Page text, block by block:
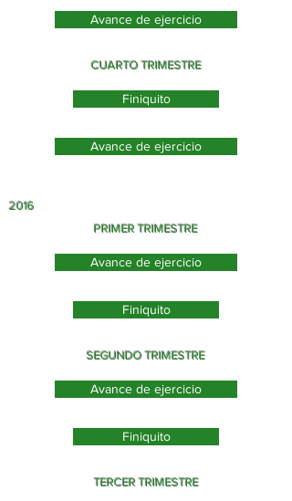
Avance de ejercicio
CUARTO TRIMESTRE
Finiquito
Avance de ejercicio
2016
PRIMER TRIMESTRE
Avance de ejercicio
Finiquito
SEGUNDO TRIMESTRE
Avance de ejercicio
Finiquito
TERCER TRIMESTRE